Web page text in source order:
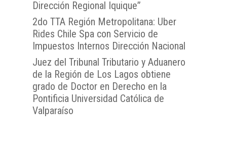
Dirección Regional Iquique”
2do TTA Región Metropolitana: Uber
Rides Chile Spa con Servicio de
Impuestos Internos Dirección Nacional
Juez del Tribunal Tributario y Aduanero
de la Región de Los Lagos obtiene
grado de Doctor en Derecho en la
Pontificia Universidad Católica de
Valparaíso
TTA de la Región de
TTA de la Región de
Coquimbo
TTA de la Región del
Libertador General
O`Higgins
TTA de la Región del
Araucanía
TTA de la Región de
Lagos
TTA de la Región de
del General Carlos
Lunes a Viernes entre
08:00 a 17:00